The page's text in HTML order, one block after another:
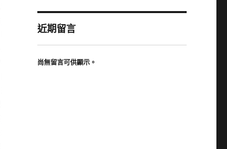
近期留言
尚無留言可供顯示。